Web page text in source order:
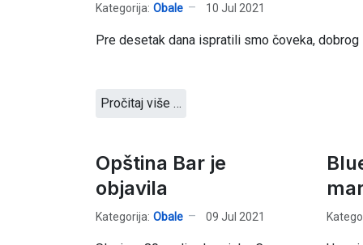
Kategorija: Obale 10 Jul 2021
Pre desetak dana ispratili smo čoveka,
Pročitaj više …
Opština Bar je
objavila
Kategorija: Obale 09 Jul 2021